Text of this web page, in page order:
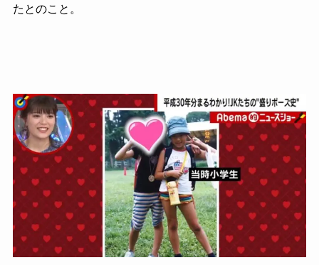
たとのこと。